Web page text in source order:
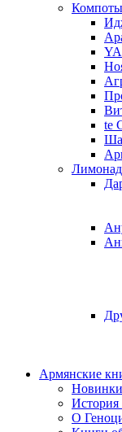
Компоты
te
Лимонад
Армянские
Новинки
О